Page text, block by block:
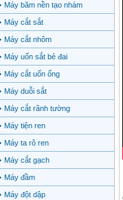
Máy băm nền tạo nhám
Máy cắt sắt
Máy cắt nhôm
Máy uốn sắt bẻ đai
Máy cắt uốn ống
Máy duỗi sắt
Máy cắt rãnh tường
Máy tiện ren
Máy ta rô ren
Máy cắt gạch
Máy đầm
Máy đột dập